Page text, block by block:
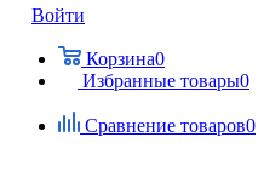
Войти
Корзина0
Избранные товары0
Сравнение товаров0